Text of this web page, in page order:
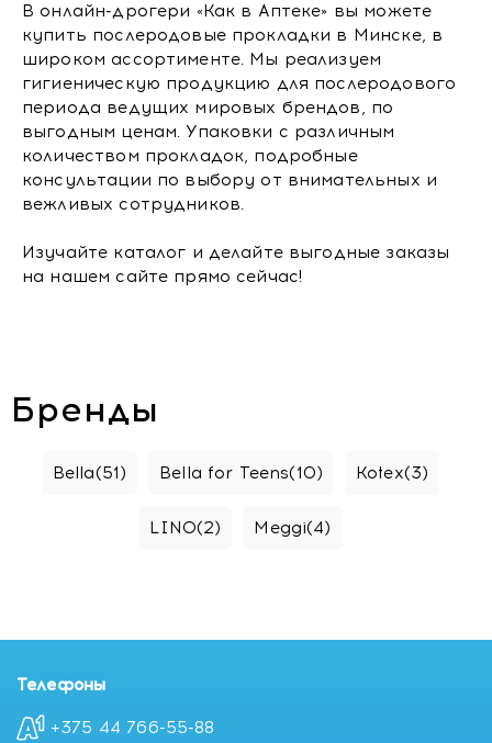
В онлайн-дрогери «Как в Аптеке» вы можете
купить послеродовые прокладки в Минске, в
широком ассортименте. Мы реализуем
гигиеническую продукцию для послеродового
периода ведущих мировых брендов, по
выгодным ценам. Упаковки с различным
количеством прокладок, подробные
консультации по выбору от внимательных и
вежливых сотрудников.
Изучайте каталог и делайте выгодные заказы
на нашем сайте прямо сейчас!
Бренды
Bella(51) Bella for Teens(10) Kotex(3)
LINO(2) Meggi(4)
Телефоны
+375 44 766-55-88